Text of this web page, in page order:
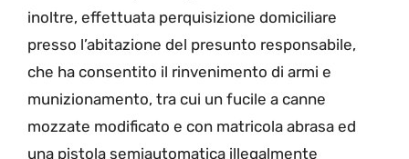
inoltre, effettuata perquisizione domiciliare
presso l’abitazione del presunto responsabile,
che ha consentito il rinvenimento di armi e
munizionamento, tra cui un fucile a canne
mozzate modificato e con matricola abrasa ed
una pistola semiautomatica illegalmente